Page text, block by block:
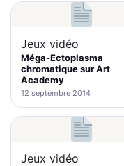
Jeux vidéo
Méga-Ectoplasma
chromatique sur Art
Academy
12 septembre 2014
Jeux vidéo